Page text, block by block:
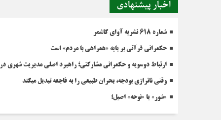
اخبار پیشنهادی
شماره 618 نشریه آوای کاشمر
حکمرانی قرآنی بر پایه «همراهی با مردم» است
ارتباط دوسویه و حکمرانی مشارکتی؛ راهبرد اصلی مدیریت شهری در
وقتي ناترازي بودجه، بحران طبيعي را به فاجعه تبديل ميکند
«شور» یا «نوحه» اصیل؛